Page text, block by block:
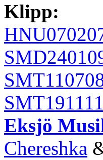
Klipp:
Eksjö
Chereshka